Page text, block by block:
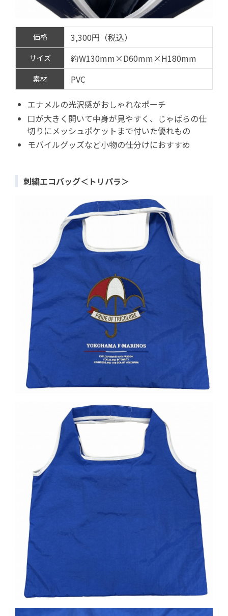
価格 3,300円（税込）
サイズ 約W130mm×D60mm×H180mm
素材 PVC
エナメルの光沢感がおしゃれなポーチ
口が大きく開いて中身が見やすく、じゃばらの仕
切りにメッシュポケットまで付いた優れもの
モバイルグッズなど小物の仕分けにおすすめ
刺繍エコバッグ＜トリパラ＞